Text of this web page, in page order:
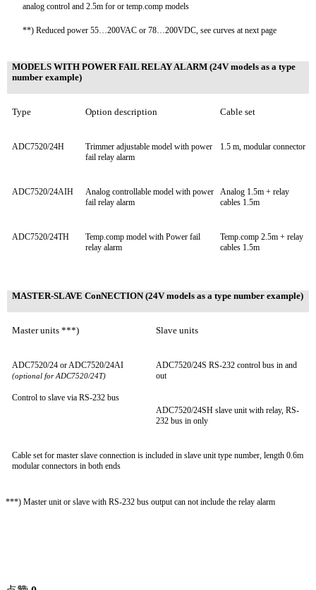
analog control and 2.5m for or temp.comp models
**) Reduced power 55…200VAC or 78…200VDC, see curves at next page
MODELS WITH POWER FAIL RELAY ALARM (24V models as a type
number example)
Type Option description Cable set
ADC7520/24H
Trimmer adjustable model with power
fail relay alarm
1.5 m, modular connector
ADC7520/24AIH Analog controllable model with power
fail relay alarm
Analog 1.5m + relay
cables 1.5m
ADC7520/24TH
Temp.comp model with Power fail
relay alarm
Temp.comp 2.5m + relay
cables 1.5m
MASTER-SLAVE ConNECTION (24V models as a type number example)
Master units ***) Slave units
ADC7520/24 or ADC7520/24AI
(optional for ADC7520/24T)
Control to slave via RS-232 bus
ADC7520/24S RS-232 control bus in and
out
ADC7520/24SH slave unit with relay, RS-
232 bus in only
Cable set for master slave connection is included in slave unit type number, length 0.6m
modular connectors in both ends
***) Master unit or slave with RS-232 bus output can not include the relay alarm